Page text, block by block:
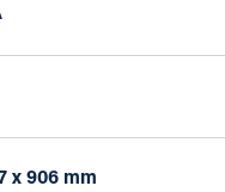
x 906 mm